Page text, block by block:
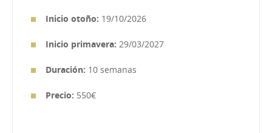
Inicio otoño: 19/10/2026
Inicio primavera: 29/03/2027
Duración: 10 semanas
Precio: 550€